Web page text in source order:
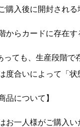
購入後に開封され
からカードに存在
っても、生産段階で
度合いによって「
品について】
お一人様がご購入